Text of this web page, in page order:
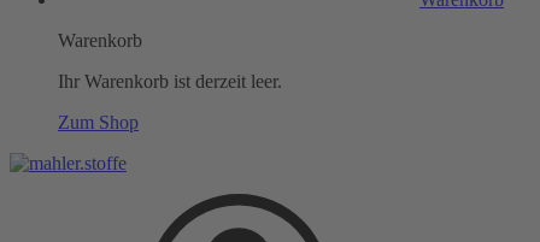
Warenkorb
Ihr Warenkorb ist derzeit leer.
Zum Shop